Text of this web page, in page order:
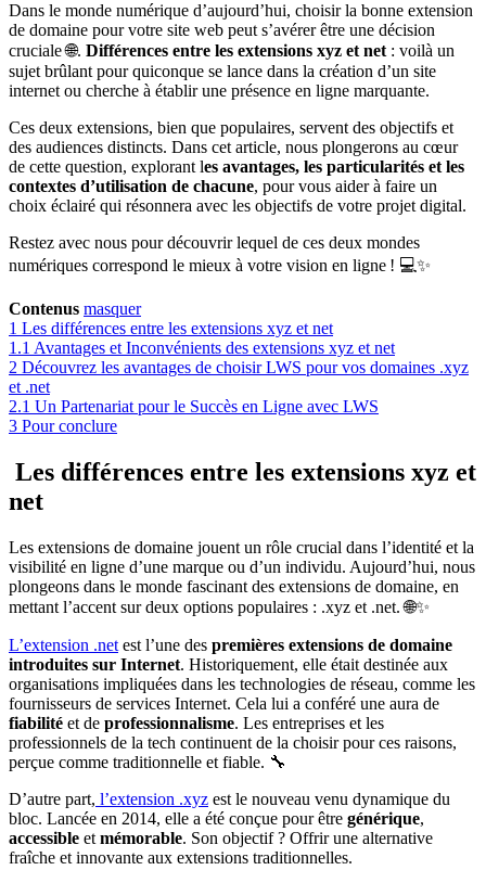
Dans le monde numérique d’aujourd’hui, choisir la bonne extension
de domaine pour votre site web peut s’avérer être une décision
cruciale 🌐. Différences entre les extensions xyz et net : voilà un
sujet brûlant pour quiconque se lance dans la création d’un site
internet ou cherche à établir une présence en ligne marquante.
Ces deux extensions, bien que populaires, servent des objectifs et
des audiences distincts. Dans cet article, nous plongerons au cœur
de cette question, explorant les avantages, les particularités et les
contextes d’utilisation de chacune, pour vous aider à faire un
choix éclairé qui résonnera avec les objectifs de votre projet digital.
Restez avec nous pour découvrir lequel de ces deux mondes
numériques correspond le mieux à votre vision en ligne ! 💻✨
Contenus masquer
1 Les différences entre les extensions xyz et net
1.1 Avantages et Inconvénients des extensions xyz et net
2 Découvrez les avantages de choisir LWS pour vos domaines .xyz
et .net
2.1 Un Partenariat pour le Succès en Ligne avec LWS
3 Pour conclure
Les différences entre les extensions xyz et
net
Les extensions de domaine jouent un rôle crucial dans l’identité et la
visibilité en ligne d’une marque ou d’un individu. Aujourd’hui, nous
plongeons dans le monde fascinant des extensions de domaine, en
mettant l’accent sur deux options populaires : .xyz et .net. 🌐✨
L’extension .net est l’une des premières extensions de domaine
introduites sur Internet. Historiquement, elle était destinée aux
organisations impliquées dans les technologies de réseau, comme les
fournisseurs de services Internet. Cela lui a conféré une aura de
fiabilité et de professionnalisme. Les entreprises et les
professionnels de la tech continuent de la choisir pour ces raisons,
perçue comme traditionnelle et fiable. 🔧
D’autre part, l’extension .xyz est le nouveau venu dynamique du
bloc. Lancée en 2014, elle a été conçue pour être générique,
accessible et mémorable. Son objectif ? Offrir une alternative
fraîche et innovante aux extensions traditionnelles.